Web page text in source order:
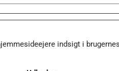
indsigt i